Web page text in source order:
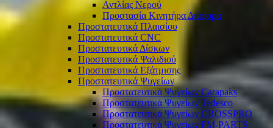
Αντλίας Νερού
Προστασία Κινητήρα Διάφορα
Προστατευτικά Πλαισίου
Προστατευτικά CNC
Προστατευτικά Δίσκων
Προστατευτικά Ψαλιδιού
Προστατευτικά Εξάτμισης
Προστατευτικά Ψυγείων
Προστατευτικά Ψυγείων Carapaks
Προστατευτικά Ψυγείων Tedesco
Προστατευτικά Ψυγείων CROSSPRO
Προστατευτικά Ψυγείων FM-PARTS